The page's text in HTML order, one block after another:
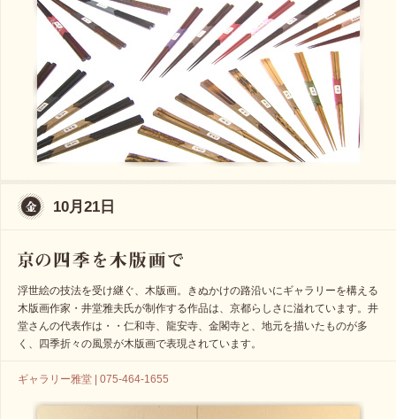
10月21日
浮世絵の技法を受け継ぐ、木版画。きぬかけの路沿いにギャラリーを構える
木版画作家・井堂雅夫氏が制作する作品は、京都らしさに溢れています。井
堂さんの代表作は・・仁和寺、龍安寺、金閣寺と、地元を描いたものが多
く、四季折々の風景が木版画で表現されています。
ギャラリー雅堂 | 075-464-1655